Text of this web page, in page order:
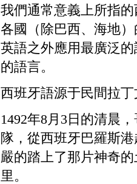
我們通常意義上所指
各國（除巴西、海地
英語之外應用最廣泛
的語言。
西班牙語源于民間拉
1492年8月3日的清晨
隊，從西班牙巴羅斯
嚴的踏上了那片神奇
里。